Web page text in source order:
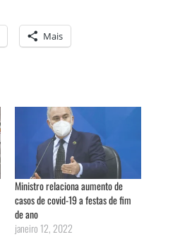
Mais
Ministro relaciona aumento de
casos de covid-19 a festas de fim
de ano
janeiro 12, 2022